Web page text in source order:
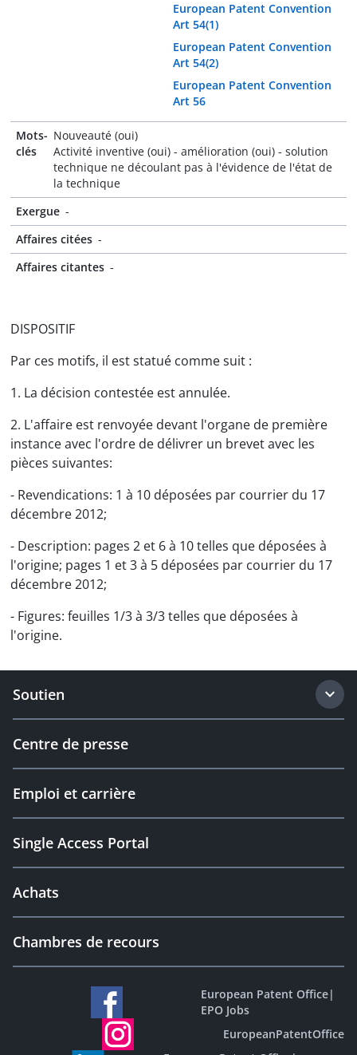
European Patent Convention
Art 54(1)
European Patent Convention
Art 54(2)
European Patent Convention
Art 56
Mots-
clés
Nouveauté (oui)
Activité inventive (oui) - amélioration (oui) - solution
technique ne découlant pas à l'évidence de l'état de
la technique
Exergue -
Affaires citées -
Affaires citantes -
DISPOSITIF
Par ces motifs, il est statué comme suit :
1. La décision contestée est annulée.
2. L'affaire est renvoyée devant l'organe de première
instance avec l'ordre de délivrer un brevet avec les
pièces suivantes:
- Revendications: 1 à 10 déposées par courrier du 17
décembre 2012;
- Description: pages 2 et 6 à 10 telles que déposées à
l'origine; pages 1 et 3 à 5 déposées par courrier du 17
décembre 2012;
- Figures: feuilles 1/3 à 3/3 telles que déposées à
l'origine.
Soutien
Centre de presse
Emploi et carrière
Single Access Portal
Achats
Chambres de recours
European Patent Office|
EPO Jobs
EuropeanPatentOffice